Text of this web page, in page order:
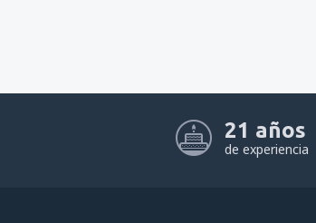
21 años
de experiencia